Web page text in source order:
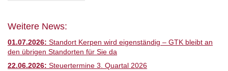
Weitere News:
01.07.2026: Standort Kerpen wird eigenständig – GTK bleibt an
den übrigen Standorten für Sie da
22.06.2026: Steuertermine 3. Quartal 2026